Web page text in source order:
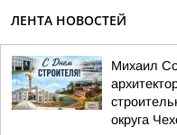
ЛЕНТА НОВОСТЕЙ
Михаил
округа